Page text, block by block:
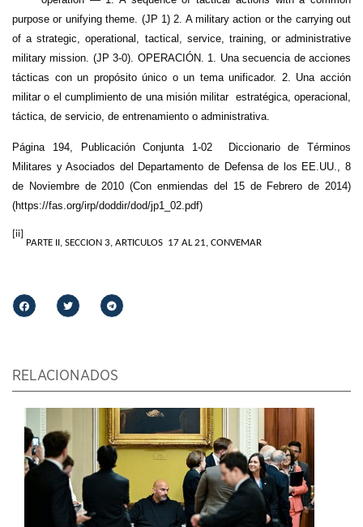
purpose or unifying theme. (JP 1) 2. A military action or the carrying out
of a strategic, operational, tactical, service, training, or administrative
military mission. (JP 3-0). OPERACIÓN. 1. Una secuencia de acciones
tácticas con un propósito único o un tema unificador. 2. Una acción
militar o el cumplimiento de una misión militar estratégica, operacional,
táctica, de servicio, de entrenamiento o administrativa.
Página 194, Publicación Conjunta 1-02 Diccionario de Términos
Militares y Asociados del Departamento de Defensa de los EE.UU., 8
de Noviembre de 2010 (Con enmiendas del 15 de Febrero de 2014)
(https://fas.org/irp/doddir/dod/jp1_02.pdf)
[ii]
PARTE II, SECCION 3, ARTICULOS 17 AL 21, CONVEMAR
RELACIONADOS